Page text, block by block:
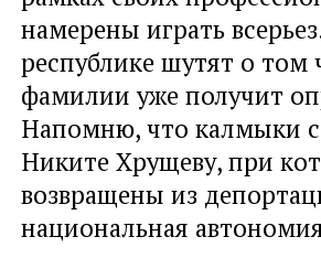
намерены играть
республике шутят о
фамилии уже получит
Напомню, что калмыки с
Никите Хрущеву, при
возвращены из
национальная